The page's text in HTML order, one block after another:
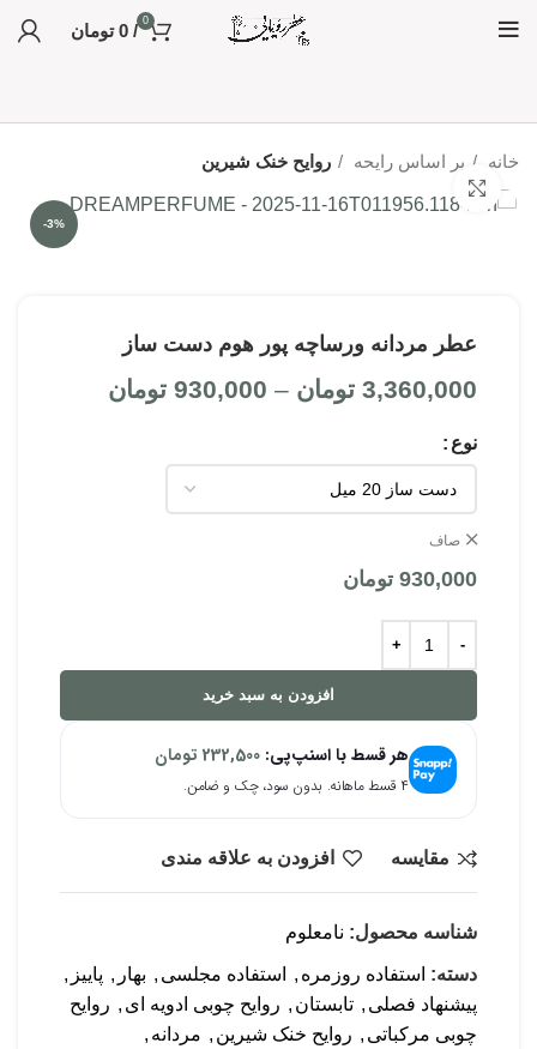
0
/
0 تومان
خانه بر اساس رایحه روایح خنک شیرین
-3%
عطر مردانه ورساچه پور هوم دست ساز
3,360,000 تومان –
930,000 تومان
نوع
صاف
930,000 تومان
افزودن به سبد خرید
هر قسط با اسنپ‌پی: 232,500 تومان
۴ قسط ماهانه. بدون سود، چک و ضامن.
مقایسه افزودن به علاقه مندی
شناسه محصول: نامعلوم
دسته: استفاده روزمره , استفاده مجلسی , بهار , پاییز ,
پیشنهاد فصلی , تابستان , روایح چوبی ادویه ای , روایح
چوبی مرکباتی , روایح خنک شیرین , مردانه ,